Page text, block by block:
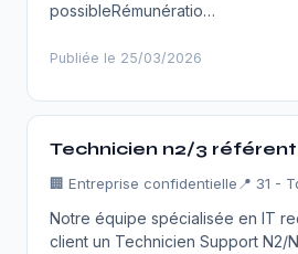
possibleRémunératio…
Publiée le 25/03/2026
Technicien n2/3 référent
🏢 Entreprise confidentielle 📍 31 -
Notre équipe spécialisée en IT
client un Technicien Support N2/